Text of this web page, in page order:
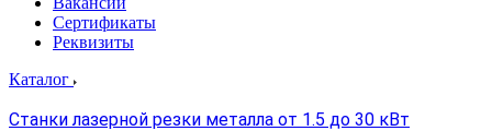
Сертификаты
Реквизиты
Каталог
Станки лазерной резки металла от 1.5 до 30 кВт